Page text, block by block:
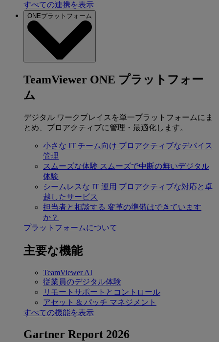
すべての連携を表示
ONEプラットフォーム
TeamViewer ONE プラットフォー
ム
デジタル ワークプレイスを単一プラットフォームにま
とめ、プロアクティブに管理・最適化します。
小さな IT チーム向け プロアクティブなデバイス
管理
スムーズな体験 スムーズで中断の無いデジタル
体験
シームレスな IT 運用 プロアクティブな対応と卓
越したサービス
担当者と相談する 変革の準備はできています
か？
プラットフォームについて
主要な機能
TeamViewer AI
従業員のデジタル体験
リモートサポートとコントロール
アセット & パッチ マネジメント
すべての機能を表示
Gartner Report 2026